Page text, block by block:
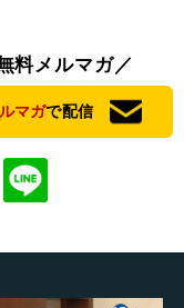
料メルマガ／
マガで配信